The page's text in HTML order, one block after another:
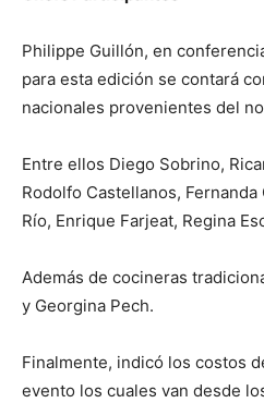
Philippe Guillón, en
para esta edición se contará
nacionales provenientes del
Entre ellos Diego Sobrino,
Rodolfo Castellanos,
Río, Enrique Farjeat, Regina
Además de cocineras
y Georgina Pech.
Finalmente, indicó los costos
evento los cuales van desde